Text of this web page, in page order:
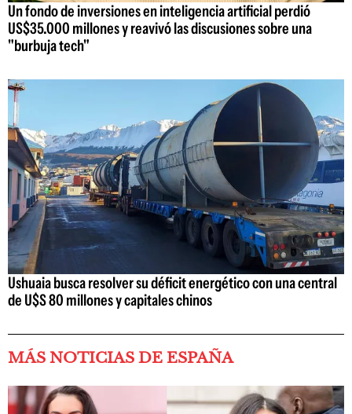
Un fondo de inversiones en inteligencia artificial perdió
US$35.000 millones y reavivó las discusiones sobre una
"burbuja tech"
Ushuaia busca resolver su déficit energético con una central
de U$S 80 millones y capitales chinos
MÁS NOTICIAS DE ESPAÑA